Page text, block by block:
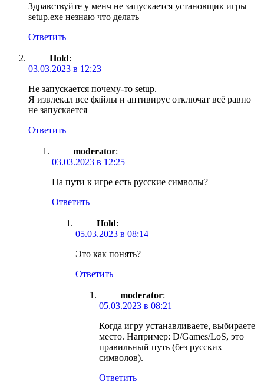
Здравствуйте у менч не запускается установщик игры
setup.exe незнаю что делать
Ответить
Hold:
03.03.2023 в 12:23
Не запускается почему-то setup.
Я извлекал все файлы и антивирус отключат всë равно
не запускается
Ответить
moderator:
03.03.2023 в 12:25
На пути к игре есть русские символы?
Ответить
Hold:
05.03.2023 в 08:14
Это как понять?
Ответить
moderator:
05.03.2023 в 08:21
Когда игру устанавливаете, выбираете
место. Например: D/Games/LoS, это
правильный путь (без русских
символов).
Ответить